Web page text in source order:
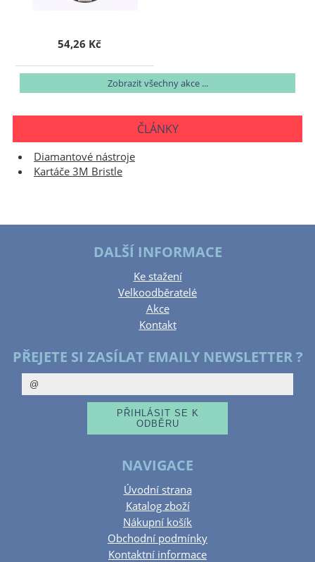
54,26 Kč
Zobrazit všechny akce ...
ČLÁNKY
Diamantové nástroje
Kartáče 3M Bristle
DALŠÍ INFORMACE
Ke stažení
Velkoodběratelé
Akce
Kontakt
PŘEJETE SI ZASÍLAT EMAILY NEWSLETTER ?
NAVIGACE
Úvodní strana
Katalog zboží
Nákupní košík
Obchodní podmínky
Kontaktní informace